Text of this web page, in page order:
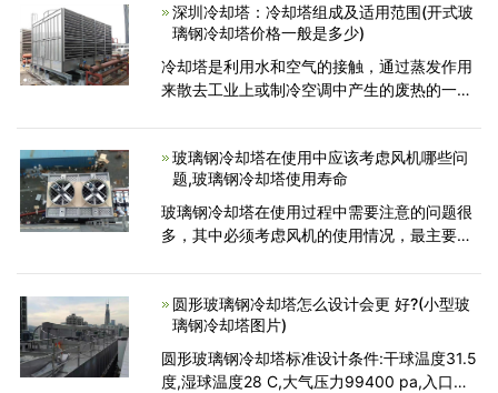
深圳冷却塔：冷却塔组成及适用范围(开式玻
璃钢冷却塔价格一般是多少)
冷却塔是利用水和空气的接触，通过蒸发作用
来散去工业上或制冷空调中产生的废热的一种
成1、淋水填
玻璃钢冷却塔在使用中应该考虑风机哪些问
题,玻璃钢冷却塔使用寿命
玻璃钢冷却塔在使用过程中需要注意的问题很
多，其中必须考虑风机的使用情况，最主要的
外壳，玻璃钢冷却塔
圆形玻璃钢冷却塔怎么设计会更 好?(小型玻
璃钢冷却塔图片)
圆形玻璃钢冷却塔标准设计条件:干球温度31.5
度,湿球温度28 C,大气压力99400 pa,入口温